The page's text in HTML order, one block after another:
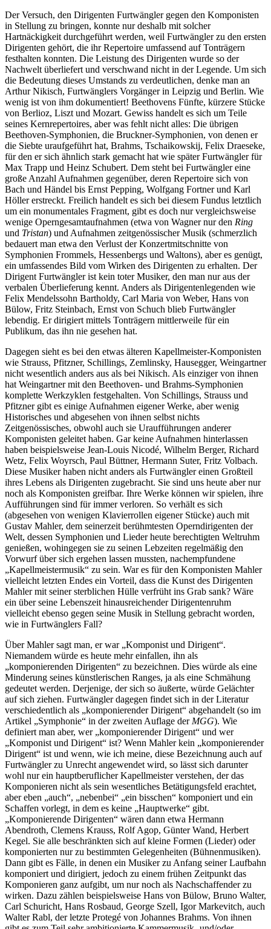
Der Versuch, den Dirigenten Furtwängler gegen den Komponisten
in Stellung zu bringen, konnte nur deshalb mit solcher
Hartnäckigkeit durchgeführt werden, weil Furtwängler zu den ersten
Dirigenten gehört, die ihr Repertoire umfassend auf Tonträgern
festhalten konnten. Die Leistung des Dirigenten wurde so der
Nachwelt überliefert und verschwand nicht in der Legende. Um sich
die Bedeutung dieses Umstands zu verdeutlichen, denke man an
Arthur Nikisch, Furtwänglers Vorgänger in Leipzig und Berlin. Wie
wenig ist von ihm dokumentiert! Beethovens Fünfte, kürzere Stücke
von Berlioz, Liszt und Mozart. Gewiss handelt es sich um Teile
seines Kernrepertoires, aber was fehlt nicht alles: Die übrigen
Beethoven-Symphonien, die Bruckner-Symphonien, von denen er
die Siebte uraufgeführt hat, Brahms, Tschaikowskij, Felix Draeseke,
für den er sich ähnlich stark gemacht hat wie später Furtwängler für
Max Trapp und Heinz Schubert. Dem steht bei Furtwängler eine
große Anzahl Aufnahmen gegenüber, deren Repertoire sich von
Bach und Händel bis Ernst Pepping, Wolfgang Fortner und Karl
Höller erstreckt. Freilich handelt es sich bei diesem Fundus letztlich
um ein monumentales Fragment, gibt es doch nur vergleichsweise
wenige Operngesamtaufnahmen (etwa von Wagner nur den Ring
und Tristan) und Aufnahmen zeitgenössischer Musik (schmerzlich
bedauert man etwa den Verlust der Konzertmitschnitte von
Symphonien Frommels, Hessenbergs und Waltons), aber es genügt,
ein umfassendes Bild vom Wirken des Dirigenten zu erhalten. Der
Dirigent Furtwängler ist kein toter Musiker, den man nur aus der
verbalen Überlieferung kennt. Anders als Dirigentenlegenden wie
Felix Mendelssohn Bartholdy, Carl Maria von Weber, Hans von
Bülow, Fritz Steinbach, Ernst von Schuch blieb Furtwängler
lebendig. Er dirigiert mittels Tonträgern mittlerweile für ein
Publikum, das ihn nie gesehen hat.
Dagegen sieht es bei den etwas älteren Kapellmeister-Komponisten
wie Strauss, Pfitzner, Schillings, Zemlinsky, Hausegger, Weingartner
nicht wesentlich anders aus als bei Nikisch. Als einziger von ihnen
hat Weingartner mit den Beethoven- und Brahms-Symphonien
komplette Werkzyklen festgehalten. Von Schillings, Strauss und
Pfitzner gibt es einige Aufnahmen eigener Werke, aber wenig
Historisches und abgesehen von ihnen selbst nichts
Zeitgenössisches, obwohl auch sie Uraufführungen anderer
Komponisten geleitet haben. Gar keine Aufnahmen hinterlassen
haben beispielsweise Jean-Louis Nicodé, Wilhelm Berger, Richard
Wetz, Felix Woyrsch, Paul Büttner, Hermann Suter, Fritz Volbach.
Diese Musiker haben nicht anders als Furtwängler einen Großteil
ihres Lebens als Dirigenten zugebracht. Sie sind uns heute aber nur
noch als Komponisten greifbar. Ihre Werke können wir spielen, ihre
Aufführungen sind für immer verloren. So verhält es sich
(abgesehen von wenigen Klavierrollen eigener Stücke) auch mit
Gustav Mahler, dem seinerzeit berühmtesten Operndirigenten der
Welt, dessen Symphonien und Lieder heute berechtigten Weltruhm
genießen, wohingegen sie zu seinen Lebzeiten regelmäßig den
Vorwurf über sich ergehen lassen mussten, nachempfundene
„Kapellmeistermusik“ zu sein. War es für den Komponisten Mahler
vielleicht letzten Endes ein Vorteil, dass die Kunst des Dirigenten
Mahler mit seiner sterblichen Hülle verfrüht ins Grab sank? Wäre
ein über seine Lebenszeit hinausreichender Dirigentenruhm
vielleicht ebenso gegen seine Musik in Stellung gebracht worden,
wie in Furtwänglers Fall?
Über Mahler sagt man, er war „Komponist und Dirigent“.
Niemandem würde es heute mehr einfallen, ihn als
„komponierenden Dirigenten“ zu bezeichnen. Dies würde als eine
Minderung seines künstlerischen Ranges, ja als eine Schmähung
gedeutet werden. Derjenige, der sich so äußerte, würde Gelächter
auf sich ziehen. Furtwängler dagegen findet sich in der Literatur
verschiedentlich als „komponierender Dirigent“ abgehandelt (so im
Artikel „Symphonie“ in der zweiten Auflage der MGG). Wie
definiert man aber, wer „komponierender Dirigent“ und wer
„Komponist und Dirigent“ ist? Wenn Mahler kein „komponierender
Dirigent“ ist und wenn, wie ich meine, diese Bezeichnung auch auf
Furtwängler zu Unrecht angewendet wird, so lässt sich darunter
wohl nur ein hauptberuflicher Kapellmeister verstehen, der das
Komponieren nicht als sein wesentliches Betätigungsfeld erachtet,
aber eben „auch“, „nebenbei“ „ein bisschen“ komponiert und ein
Schaffen vorlegt, in dem es keine „Hauptwerke“ gibt.
„Komponierende Dirigenten“ wären dann etwa Hermann
Abendroth, Clemens Krauss, Rolf Agop, Günter Wand, Herbert
Kegel. Sie alle beschränkten sich auf kleine Formen (Lieder) oder
komponierten nur zu bestimmten Gelegenheiten (Bühnenmusiken).
Dann gibt es Fälle, in denen ein Musiker zu Anfang seiner Laufbahn
komponiert und dirigiert, jedoch zu einem frühen Zeitpunkt das
Komponieren ganz aufgibt, um nur noch als Nachschaffender zu
wirken. Dazu zählen beispielsweise Hans von Bülow, Bruno Walter,
Carl Schuricht, Hans Rosbaud, George Szell, Igor Markevitch, auch
Walter Rabl, der letzte Protegé von Johannes Brahms. Von ihnen